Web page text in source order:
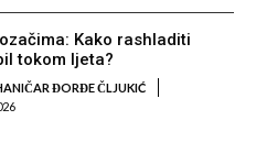
Kako rashladiti
tokom ljeta?
ĐORĐE ČLJUKIĆ